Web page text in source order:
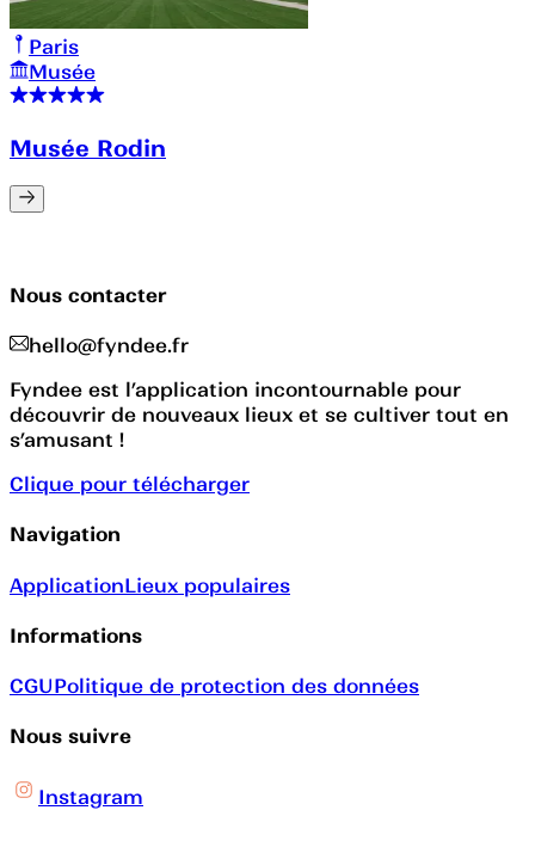
Paris
Musée
Musée Rodin
Nous contacter
hello@fyndee.fr
Fyndee est l’application incontournable pour
découvrir de nouveaux lieux et se cultiver tout en
s’amusant !
Clique pour télécharger
Navigation
ApplicationLieux populaires
Informations
CGUPolitique de protection des données
Nous suivre
Instagram